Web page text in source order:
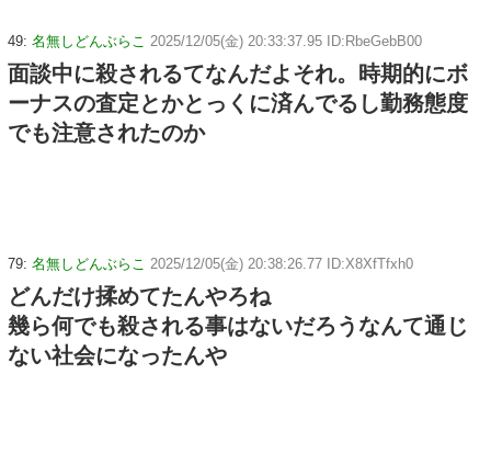
49: 名無しどんぶらこ 2025/12/05(金) 20:33:37.95 ID:RbeGebB00
面談中に殺されるてなんだよそれ。時期的にボ
ーナスの査定とかとっくに済んでるし勤務態度
でも注意されたのか
79: 名無しどんぶらこ 2025/12/05(金) 20:38:26.77 ID:X8XfTfxh0
どんだけ揉めてたんやろね
幾ら何でも殺される事はないだろうなんて通じ
ない社会になったんや